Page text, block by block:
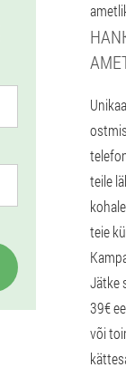
teile
teie
Jätke
39€
või